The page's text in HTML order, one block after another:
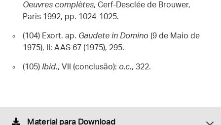
Oeuvres complètes, Cerf-Desclée de Brouwer,
Paris 1992, pp. 1024-1025.
(104) Exort. ap. Gaudete in Domino (9 de Maio de
1975), II: AAS 67 (1975), 295.
(105) Ibid., VII (conclusão): o.c., 322.
Material para Download